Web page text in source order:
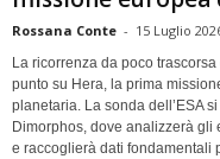
Rossana Conte - 15 Luglio
La ricorrenza da poco trascorsa
punto su Hera, la prima
planetaria. La sonda dell’ESA
Dimorphos, dove analizzerà gli
e raccoglierà dati fondamentali